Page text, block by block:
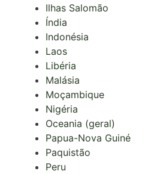
Ilhas Salomão
Índia
Indonésia
Laos
Libéria
Malásia
Moçambique
Nigéria
Oceania (geral)
Papua-Nova Guiné
Paquistão
Peru